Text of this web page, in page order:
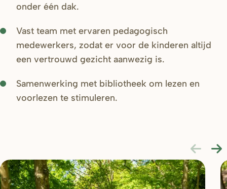
onder één dak.
Vast team met ervaren pedagogisch
medewerkers, zodat er voor de kinderen altijd
een vertrouwd gezicht aanwezig is.
Samenwerking met bibliotheek om lezen en
voorlezen te stimuleren.